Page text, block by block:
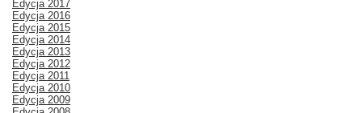
Edycja 2017
Edycja 2016
Edycja 2015
Edycja 2014
Edycja 2013
Edycja 2012
Edycja 2011
Edycja 2010
Edycja 2009